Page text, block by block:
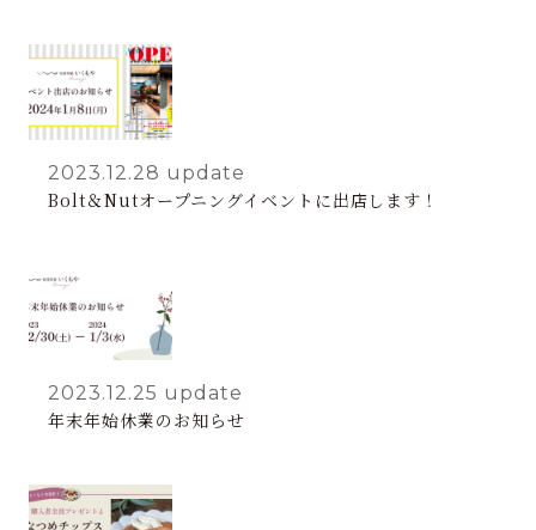
2023.12.28 update
Bolt＆Nutオープニングイベントに出店します！
2023.12.25 update
年末年始休業のお知らせ